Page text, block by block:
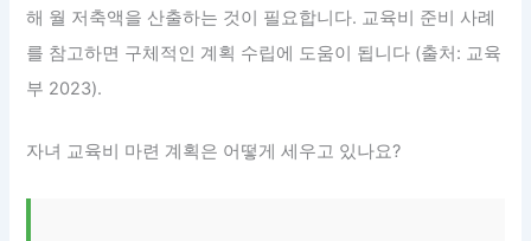
해 월 저축액을 산출하는 것이 필요합니다. 교육비 준비 사례
를 참고하면 구체적인 계획 수립에 도움이 됩니다 (출처: 교육
부 2023).
자녀 교육비 마련 계획은 어떻게 세우고 있나요?